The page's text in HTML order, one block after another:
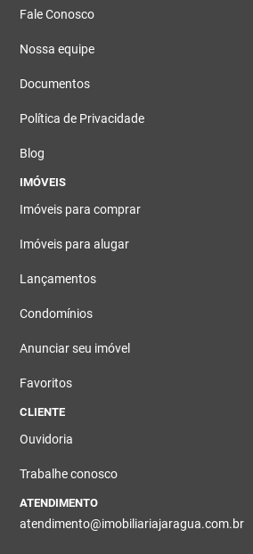
Fale Conosco
Nossa equipe
Documentos
Política de Privacidade
Blog
IMÓVEIS
Imóveis para comprar
Imóveis para alugar
Lançamentos
Condomínios
Anunciar seu imóvel
Favoritos
CLIENTE
Ouvidoria
Trabalhe conosco
ATENDIMENTO
atendimento@imobiliariajaragua.com.br